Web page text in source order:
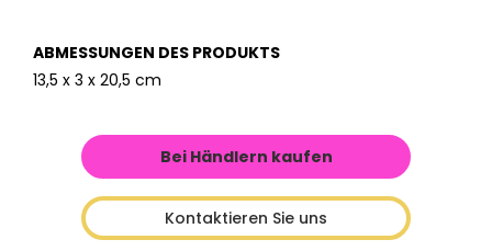
ABMESSUNGEN DES PRODUKTS
13,5 x 3 x 20,5 cm
Bei Händlern kaufen
Kontaktieren Sie uns